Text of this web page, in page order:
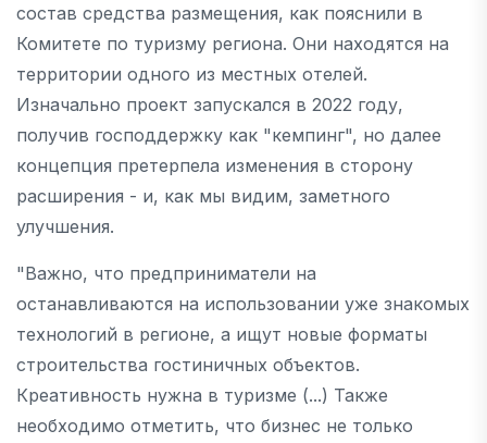
состав средства размещения, как пояснили в
Комитете по туризму региона. Они находятся на
территории одного из местных отелей.
Изначально проект запускался в 2022 году,
получив господдержку как "кемпинг", но далее
концепция претерпела изменения в сторону
расширения - и, как мы видим, заметного
улучшения.
"Важно, что предприниматели на
останавливаются на использовании уже знакомых
технологий в регионе, а ищут новые форматы
строительства гостиничных объектов.
Креативность нужна в туризме (...) Также
необходимо отметить, что бизнес не только